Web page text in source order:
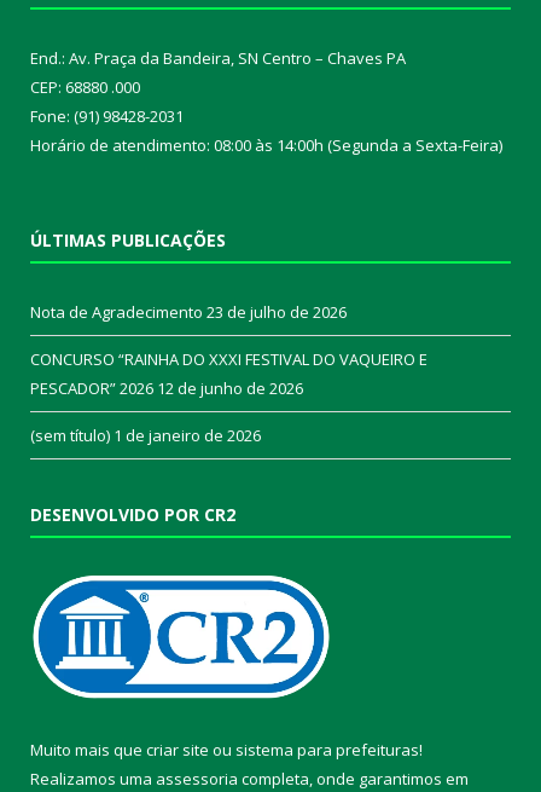
End.: Av. Praça da Bandeira, SN Centro – Chaves PA
CEP: 68880 .000
Fone: (91) 98428-2031
Horário de atendimento: 08:00 às 14:00h (Segunda a Sexta-Feira)
ÚLTIMAS PUBLICAÇÕES
Nota de Agradecimento 23 de julho de 2026
CONCURSO “RAINHA DO XXXI FESTIVAL DO VAQUEIRO E
PESCADOR” 2026 12 de junho de 2026
(sem título) 1 de janeiro de 2026
DESENVOLVIDO POR CR2
Muito mais que criar site ou sistema para prefeituras!
Realizamos uma assessoria completa, onde garantimos em